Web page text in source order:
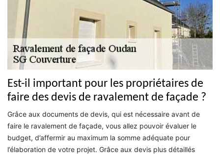
Est-il important pour les propriétaires de
faire des devis de ravalement de façade ?
Grâce aux documents de devis, qui est nécessaire avant de
faire le ravalement de façade, vous allez pouvoir évaluer le
budget, d’affermir au maximum la somme adéquate pour
l’élaboration de votre projet. Grâce aux devis plus détaillés